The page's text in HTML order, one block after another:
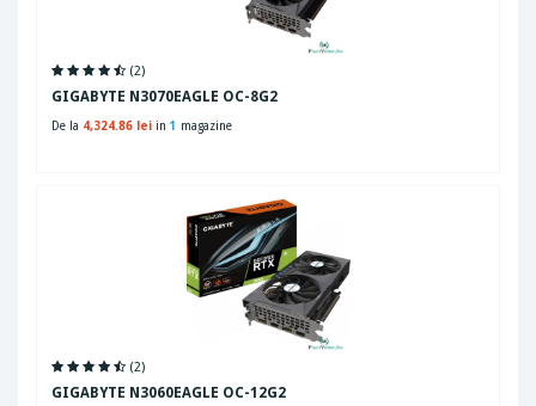
(2)
GIGABYTE N3070EAGLE OC-8G2
De la 4,324.86 lei in 1 magazine
(2)
GIGABYTE N3060EAGLE OC-12G2